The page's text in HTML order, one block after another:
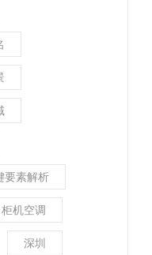
要素解析
柜机空调
深圳